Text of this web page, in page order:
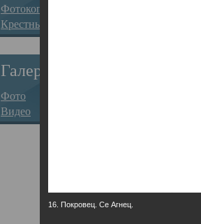
Фотокопии дел
Крестные ходы
Галерея
Фото
Видео
16. Покровец. Се Агнец.